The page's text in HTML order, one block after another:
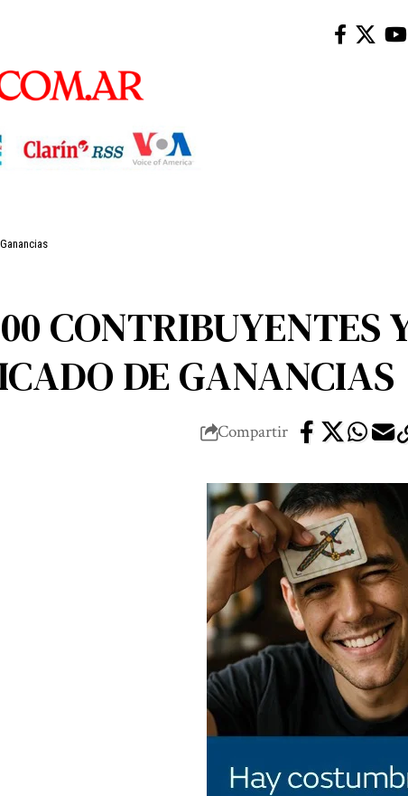
CONTRIBUYENTES
DE GANANCIAS
Compartir